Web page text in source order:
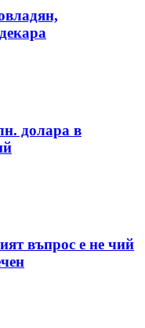
долара в
въпрос е не чий